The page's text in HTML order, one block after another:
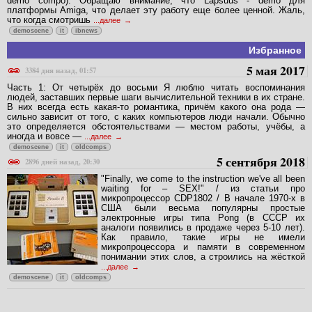
платформы Amiga, что делает эту работу еще более ценной. Жаль,
что когда смотришь
...далее
demoscene it ibnews
Избранное
3384 дня назад, 01:57
5 мая 2017
Часть 1: От четырёх до восьми Я люблю читать воспоминания
людей, заставших первые шаги вычислительной техники в их стране.
В них всегда есть какая-то романтика, причём какого она рода —
сильно зависит от того, с каких компьютеров люди начали. Обычно
это определяется обстоятельствами — местом работы, учёбы, а
иногда и вовсе —
...далее
demoscene it oldcomps
2896 дней назад, 20:30 5 сентября 2018
"Finally, we come to the instruction we've all been
waiting for – SEX!" / из статьи про
микропроцессор CDP1802 / В начале 1970-х в
США были весьма популярны простые
электронные игры типа Pong (в СССР их
аналоги появились в продаже через 5-10 лет).
Как правило, такие игры не имели
микропроцессора и памяти в современном
понимании этих слов, а строились на жёсткой
...далее
demoscene it oldcomps